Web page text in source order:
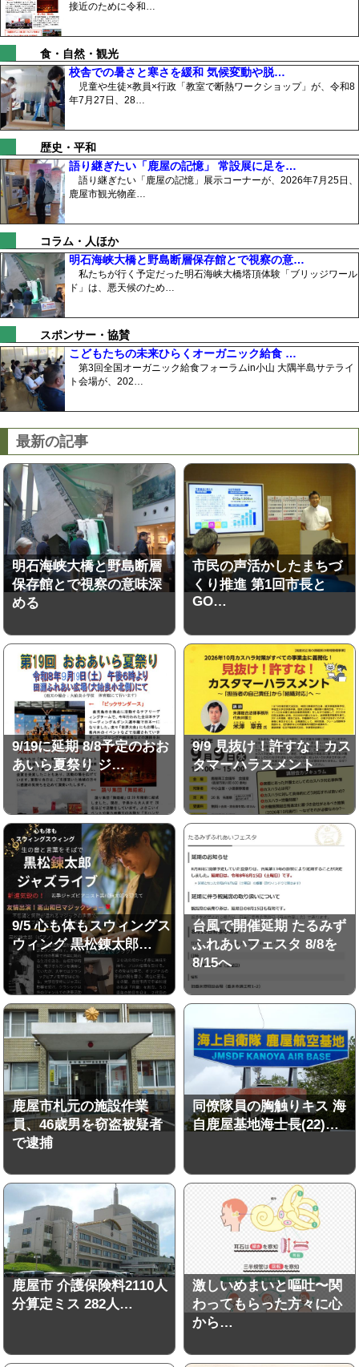
接近のために令和…
食・自然・観光
校舎での暑さと寒さを緩和 気候変動や脱…
児童や生徒×教員×行政「教室で断熱ワークショップ」が、令和8
年7月27日、28…
歴史・平和
語り継ぎたい「鹿屋の記憶」 常設展に足を…
語り継ぎたい「鹿屋の記憶」展示コーナーが、2026年7月25日、
鹿屋市観光物産…
コラム・人ほか
明石海峡大橋と野島断層保存館とで視察の意…
私たちが行く予定だった明石海峡大橋塔頂体験「ブリッジワール
ド」は、悪天候のため…
スポンサー・協賛
こどもたちの未来ひらくオーガニック給食 …
第3回全国オーガニック給食フォーラムin小山 大隅半島サテライ
ト会場が、202…
最新の記事
明石海峡大橋と野島断層
保存館とで視察の意味深
める
市民の声活かしたまちづ
くり推進 第1回市長と
GO…
9/19に延期 8/8予定のおお
あいら夏祭り ジ…
9/9 見抜け！許すな！カス
タマーハラスメント
9/5 心も体もスウィングス
ウィング 黒松錬太郎…
台風で開催延期 たるみず
ふれあいフェスタ 8/8を
8/15へ
鹿屋市札元の施設作業
員、46歳男を窃盗被疑者
で逮捕
同僚隊員の胸触りキス 海
自鹿屋基地海士長(22)…
鹿屋市 介護保険料2110人
分算定ミス 282人…
激しいめまいと嘔吐〜関
わってもらった方々に心
から…